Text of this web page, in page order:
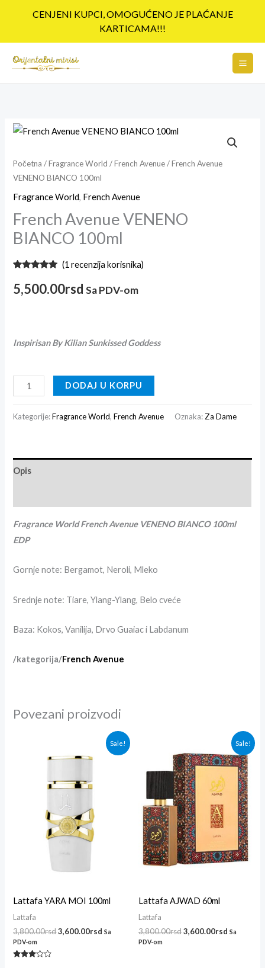
CENJENI KUPCI, OMOGUĆENO JE PLAĆANJE
KARTICAMA!!!
Početna /Fragrance World /French Avenue/ French Avenue
VENENO BIANCO 100ml
Fragrance World, French Avenue
French Avenue VENENO
BIANCO 100ml
5.00od 5
na osnovu
(1 recenzija korisnika)
5,500.00rsd Sa PDV-om
Inspirisan By Kilian Sunkissed Goddess
French
VENENO
BIANCO
100ml
DODAJ U KORPU
Kategorije:Fragrance World,French Avenue Oznaka: Za Dame
Opis
Fragrance World French Avenue VENENO BIANCO 100ml
EDP
Gornje note: Bergamot, Neroli, Mleko
Srednje note: Tiare, Ylang-Ylang, Belo cveće
Baza: Kokos, Vanilija, Drvo Guaiac i Labdanum
/kategorija/French Avenue
Povezani proizvodi
Sale!
Lattafa YARA MOI 100ml
Lattafa
3,800.00rsd
je
3,800.00rsd.
3,600.00rsd
Trenutna
cena
Sa
PDV-om
Sale!
Lattafa AJWAD 60ml
Lattafa
3,800.00rsd
je
bila:
3,800.00rsd.
3,600.00rsd
Trenutna
cena
je:
Sa
PDV-om